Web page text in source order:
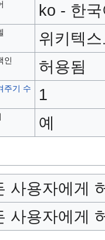
ko - 한
위키텍
인 허용됨
주기 수 1
예
사용자에게
사용자에게